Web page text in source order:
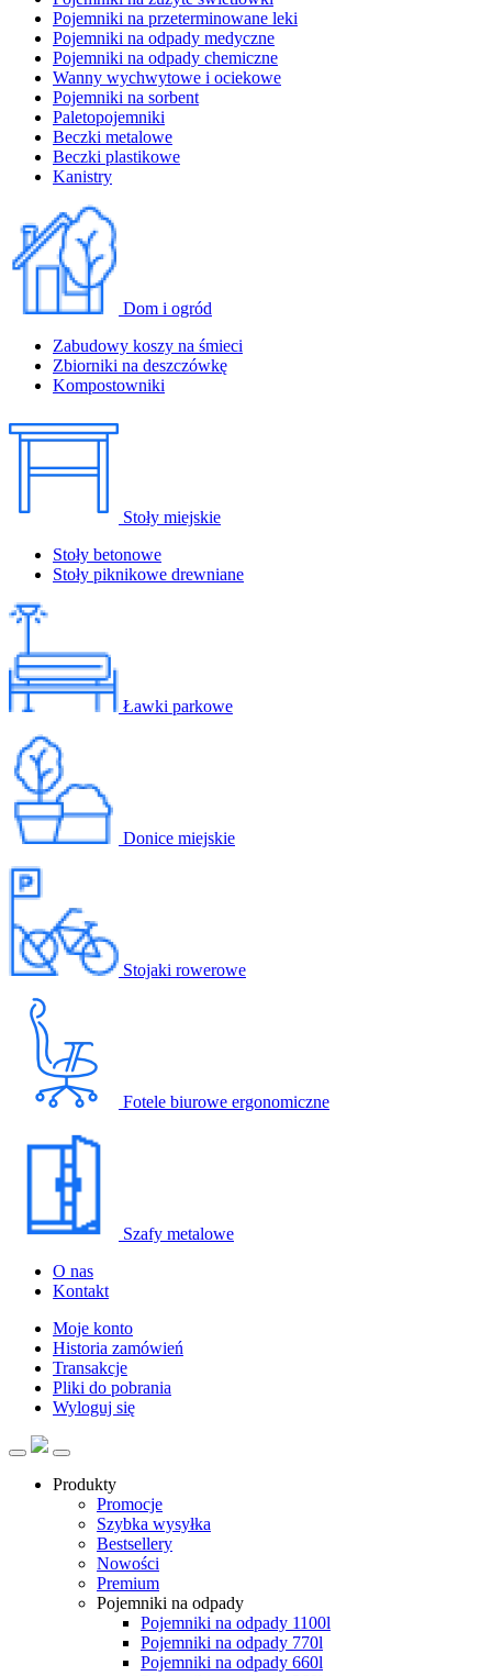
Pojemniki na przeterminowane leki
Pojemniki na odpady medyczne
Pojemniki na odpady chemiczne
Wanny wychwytowe i ociekowe
Pojemniki na sorbent
Paletopojemniki
Beczki metalowe
Beczki plastikowe
Kanistry
Dom i ogród
Zabudowy koszy na śmieci
Zbiorniki na deszczówkę
Kompostowniki
Stoły miejskie
Stoły betonowe
Stoły piknikowe drewniane
Ławki parkowe
Donice miejskie
Stojaki rowerowe
Fotele biurowe ergonomiczne
Szafy metalowe
O nas
Kontakt
Moje konto
Historia zamówień
Transakcje
Pliki do pobrania
Wyloguj się
Produkty
Promocje
Szybka wysyłka
Bestsellery
Nowości
Premium
Pojemniki na odpady
Pojemniki na odpady 1100l
Pojemniki na odpady 770l
Pojemniki na odpady 660l